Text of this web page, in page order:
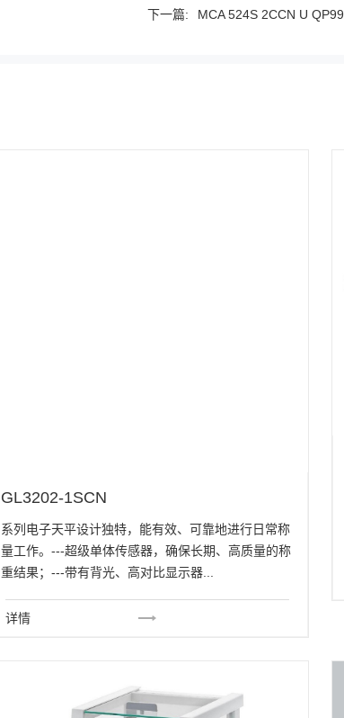
下一篇: MCA 524S 2CCN U QP99
系列电子天平设计独特，能有效、可靠地进行日常称
重结果；---带有背光、高对比显示器...
详情